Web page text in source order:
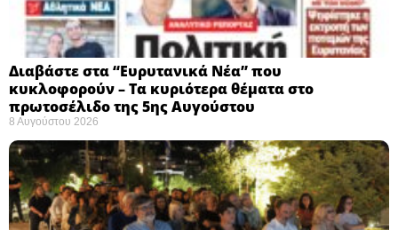
Διαβάστε στα “Ευρυτανικά Νέα” που
κυκλοφορούν – Τα κυριότερα θέματα στο
πρωτοσέλιδο της 5ης Αυγούστου
8 Αυγούστου 2026